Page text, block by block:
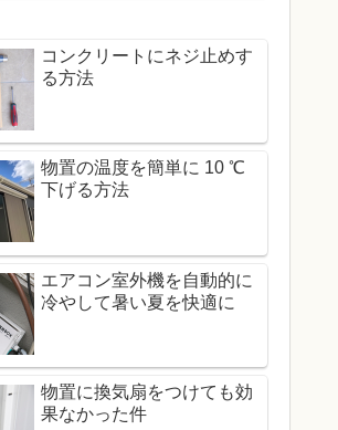
コンクリートにネジ止めす
る方法
物置の温度を簡単に 10 ℃
下げる方法
エアコン室外機を自動的に
冷やして暑い夏を快適に
物置に換気扇をつけても効
果なかった件